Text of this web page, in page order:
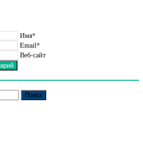
Имя*
Email*
Веб-сайт